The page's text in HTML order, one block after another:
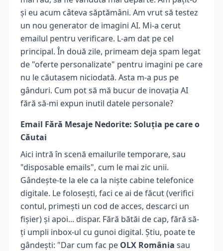
și eu acum câteva săptămâni. Am vrut să testez
un nou generator de imagini AI. Mi-a cerut
emailul pentru verificare. L-am dat pe cel
principal. În două zile, primeam deja spam legat
de "oferte personalizate" pentru imagini pe care
nu le căutasem niciodată. Asta m-a pus pe
gânduri. Cum pot să mă bucur de inovația AI
fără să-mi expun inutil datele personale?
Email Fără Mesaje Nedorite: Soluția pe care o
Căutai
Aici intră în scenă emailurile temporare, sau
"disposable emails", cum le mai zic unii.
Gândește-te la ele ca la niște cabine telefonice
digitale. Le folosești, faci ce ai de făcut (verifici
contul, primești un cod de acces, descarci un
fișier) și apoi... dispar. Fără bătăi de cap, fără să-
ți umpli inbox-ul cu gunoi digital. Știu, poate te
gândești: "Dar cum fac pe OLX România sau